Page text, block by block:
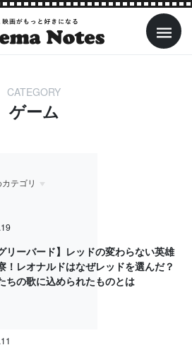
CATEGORY
ゲーム
テゴリ
リーバード】レッドの変わらない英雄
！レオナルドはなぜレッドを選んだ？
ちの歌に込められたものとは